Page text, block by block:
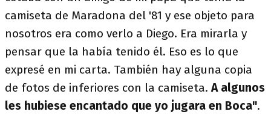
camiseta de Maradona del '81 y ese objeto para
nosotros era como verlo a Diego. Era mirarla y
pensar que la había tenido él. Eso es lo que
expresé en mi carta. También hay alguna copia
de fotos de inferiores con la camiseta.A algunos
les hubiese encantado que yo jugara en Boca".